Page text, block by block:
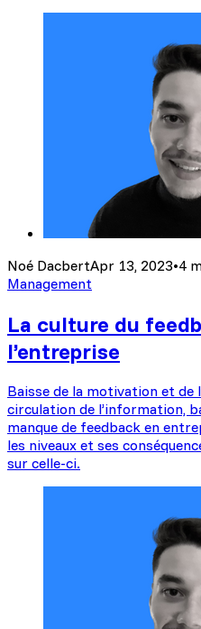
Noé DacbertApr 13, 2023•4
Management
La culture du
l’entreprise
Baisse de la motivation et de
circulation de l’information,
manque de feedback en
les niveaux et ses
sur celle-ci.